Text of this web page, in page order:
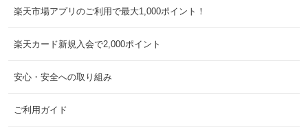
楽天市場アプリのご利用で最大1,000ポイント！
楽天カード新規入会で2,000ポイント
安心・安全への取り組み
ご利用ガイド